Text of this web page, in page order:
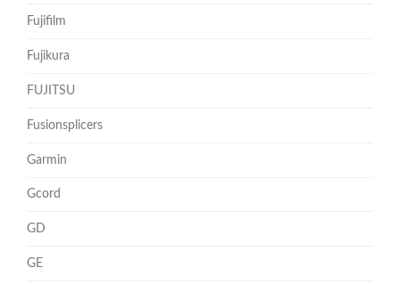
Fujifilm
Fujikura
FUJITSU
Fusionsplicers
Garmin
Gcord
GD
GE